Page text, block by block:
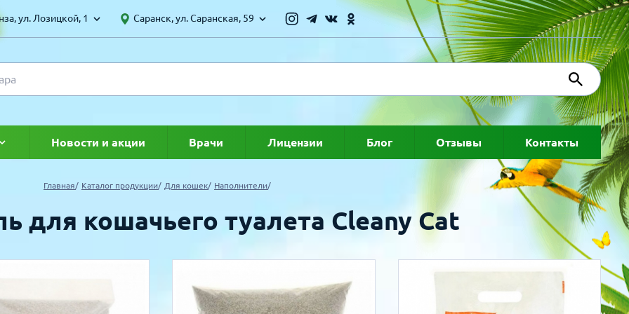
ул. Лозицкой, 1 Саранск, ул. Саранская, 59
Новости и акции Врачи Лицензии Блог Отзывы Контакты
Главная Каталог продукции Для кошек Наполнители
для кошачьего туалета Cleany Cat
ТОВАРЫ
ТОВАРОВ СО СКИДКОЙ